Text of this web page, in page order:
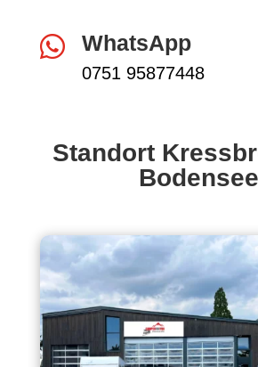
 WhatsApp
0751 95877448
Standort
Bodensee